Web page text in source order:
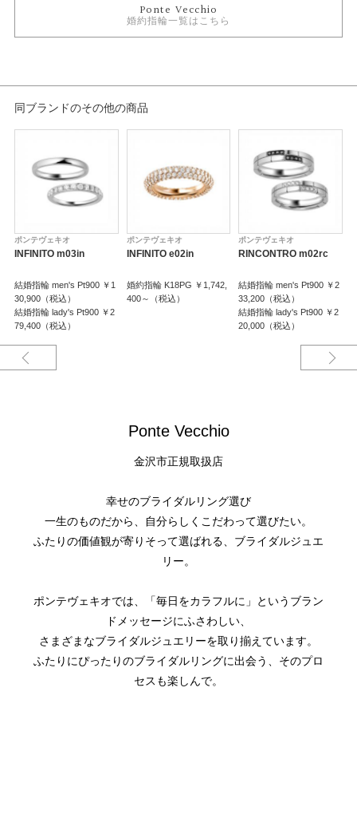
テイスト
紹介文
メレダイヤモンドがセンターストーンを取り巻く華やかなデザインは、花嫁
を彩るブーケ
センターストーンを優しく包みこむダイヤモンドで花嫁を可憐に彩るブーケ
を表現したロマンティックな婚約指輪（エンゲージリング）。繊細なアーム
■品番 SN1102E002WDM5
■素材 プラチナ950 ダイヤモンド 0.2ct～
※0.3、0.4ctのみプラチナ900でもオーダーいただけます。
※センターダイヤモンドの価格も含まれております。
※選ばれるダイヤモンドグレードによって価格が変わります。
Ponte Vecchio
婚約指輪一覧はこちら
同ブランドのその他の商品
ポンテヴェキオ
INFINITO m03in
結婚指輪 men's Pt900 ￥1
30,900（税込）
結婚指輪 lady's Pt900 ￥2
79,400（税込）
ポンテヴェキオ
INFINITO e02in
婚約指輪 K18PG ￥1,742,
400～（税込）
ポンテヴェキオ
RINCONTRO m02rc
結婚指輪 men's Pt900 ￥2
33,200（税込）
結婚指輪 lady's Pt900 ￥2
20,000（税込）
Ponte Vecchio
金沢市正規取扱店
幸せのブライダルリング選び
一生のものだから、自分らしくこだわって選びたい。
ふたりの価値観が寄りそって選ばれる、ブライダルジュエ
リー。
ポンテヴェキオでは、「毎日をカラフルに」というブラン
ドメッセージにふさわしい、
さまざまなブライダルジュエリーを取り揃えています。
ふたりにぴったりのブライダルリングに出会う、そのプロ
セスも楽しんで。